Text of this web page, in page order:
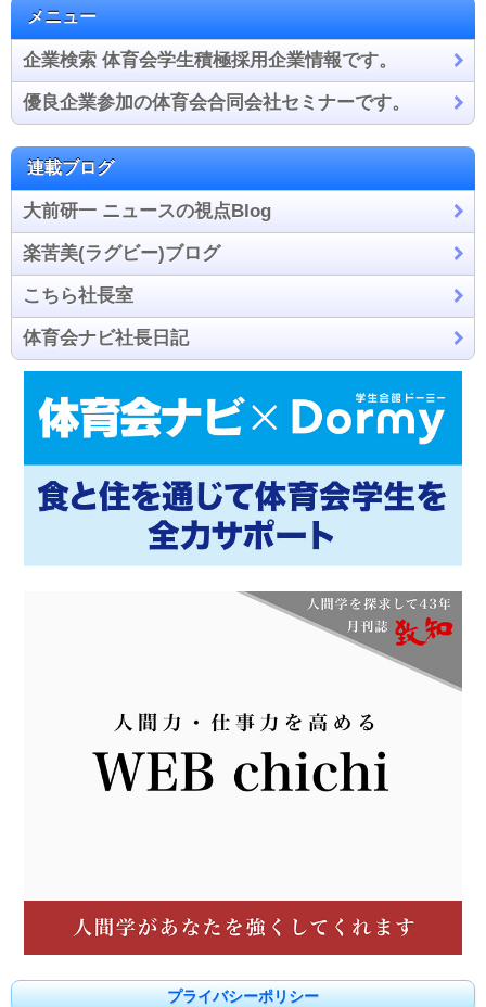
メニュー
企業検索 体育会学生積極採用企業情報です。
優良企業参加の体育会合同会社セミナーです。
連載ブログ
大前研一 ニュースの視点Blog
楽苦美(ラグビー)ブログ
こちら社長室
体育会ナビ社長日記
プライバシーポリシー